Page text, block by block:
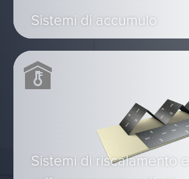
Sistemi di accumulo
Sistemi di riscalamento e